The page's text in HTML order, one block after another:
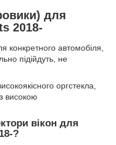
для
2018-
конкретного автомобіля,
підійдуть, не
оргстекла,
високою
вікон для
?